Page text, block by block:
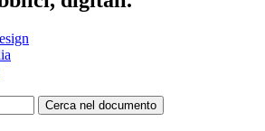
Cerca nel documento